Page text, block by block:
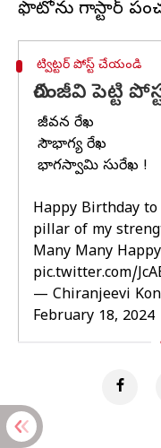
ట్విట్టర్ పోస్ట్ చేయండి
చిరంజీవి పెట్టి
నా జీవన రేఖ
నా సౌభాగ్య రేఖ
నా భాగస్వామి సురేఖ !
Happy Birthday
pillar of my
Many Many
pic.twitter.com/
— Chiranjeevi
February 18, 2024